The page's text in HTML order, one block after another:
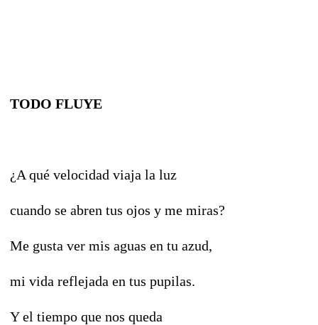
TODO FLUYE
¿A qué velocidad viaja la luz
cuando se abren tus ojos y me miras?
Me gusta ver mis aguas en tu azud,
mi vida reflejada en tus pupilas.
Y el tiempo que nos queda